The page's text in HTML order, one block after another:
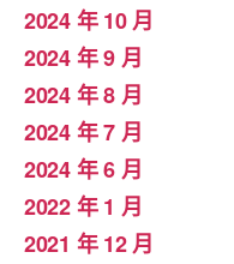
2024 年 10 月
2024 年 9 月
2024 年 8 月
2024 年 7 月
2024 年 6 月
2022 年 1 月
2021 年 12 月